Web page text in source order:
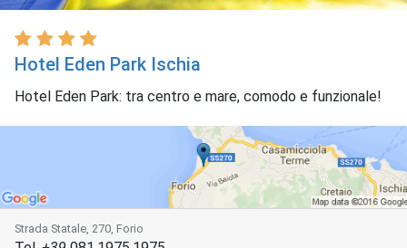
Hotel Eden Park Ischia
Hotel Eden Park: tra centro e mare, comodo e funzionale!
Strada Statale, 270, Forio